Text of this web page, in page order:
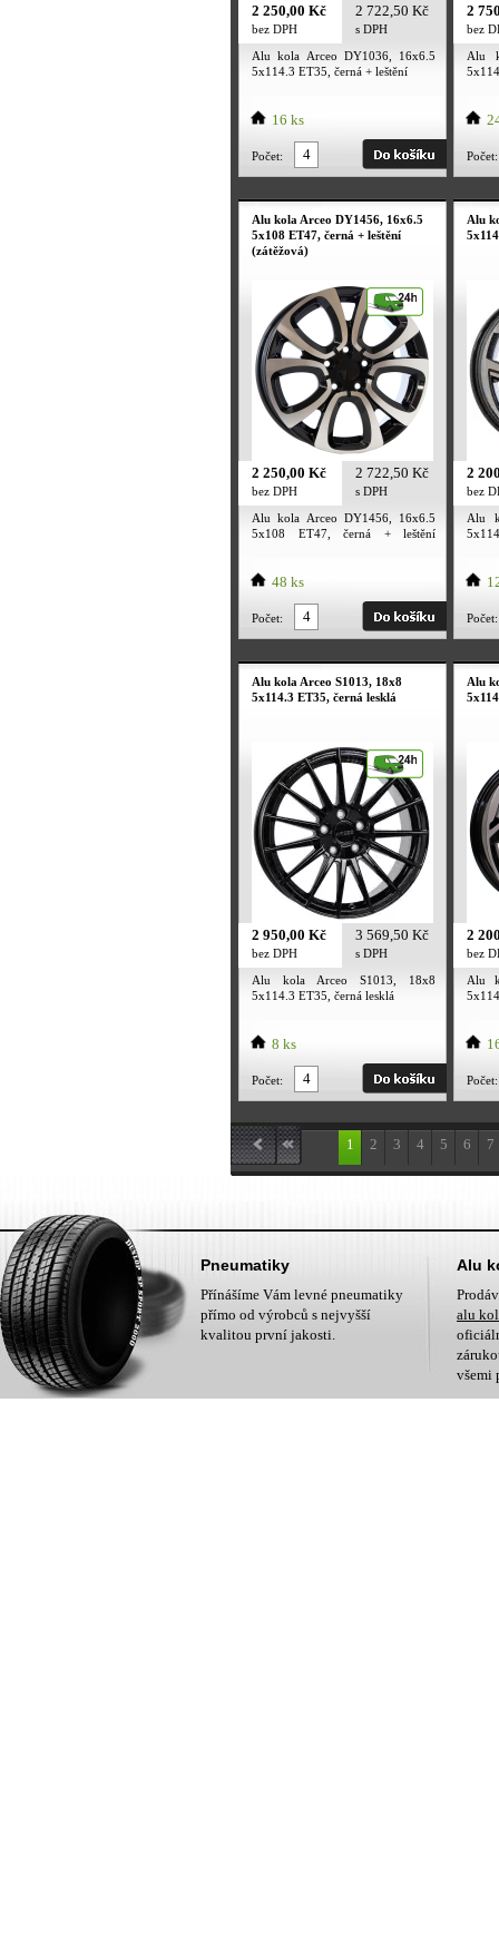
2 250,00 Kč
bez DPH
2 722,50 Kč
s DPH
Alu kola Arceo DY1036, 16x6.5
5x114.3 ET35, černá + leštění
16 ks
Počet:
2
bez
Alu
Počet:
Alu kola Arceo DY1456, 16x6.5
5x108 ET47, černá + leštění
(zátěžová)
2 250,00 Kč
bez DPH
2 722,50 Kč
s DPH
Alu kola Arceo DY1456, 16x6.5
5x108 ET47, černá + leštění
48 ks
Počet:
Alu
2
bez
Alu
Počet:
Alu kola Arceo S1013, 18x8
5x114.3 ET35, černá lesklá
2 950,00 Kč
bez DPH
3 569,50 Kč
s DPH
Alu kola Arceo S1013, 18x8
5x114.3 ET35, černá lesklá
8 ks
Počet:
Alu
2
bez
Alu
Počet:
1 2 3 4 5 6 7
Pneumatiky
Přínášíme Vám levné pneumatiky
přímo od výrobců s nejvyšší
kvalitou první jakosti.
Alu
alu
všemi